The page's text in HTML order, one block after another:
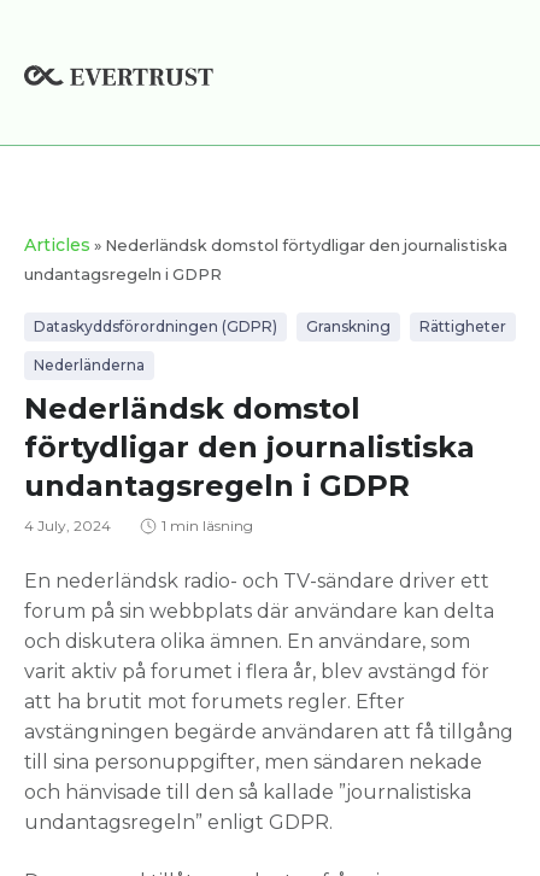
content
Articles » Nederländsk domstol förtydligar den journalistiska
undantagsregeln i GDPR
Dataskyddsförordningen (GDPR) Granskning Rättigheter
Nederländerna
Nederländsk domstol
förtydligar den journalistiska
undantagsregeln i GDPR
4 July, 2024 1 min läsning
En nederländsk radio- och TV-sändare driver ett
forum på sin webbplats där användare kan delta
och diskutera olika ämnen. En användare, som
varit aktiv på forumet i flera år, blev avstängd för
att ha brutit mot forumets regler. Efter
avstängningen begärde användaren att få tillgång
till sina personuppgifter, men sändaren nekade
och hänvisade till den så kallade ”journalistiska
undantagsregeln” enligt GDPR.